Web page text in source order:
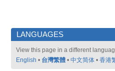
LANGUAGES
View this page in a different
English • 台灣繁體 • 中文简体 • 香港